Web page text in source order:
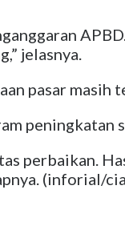
jelasnya.
pasar
perbaikan.
(inforial/